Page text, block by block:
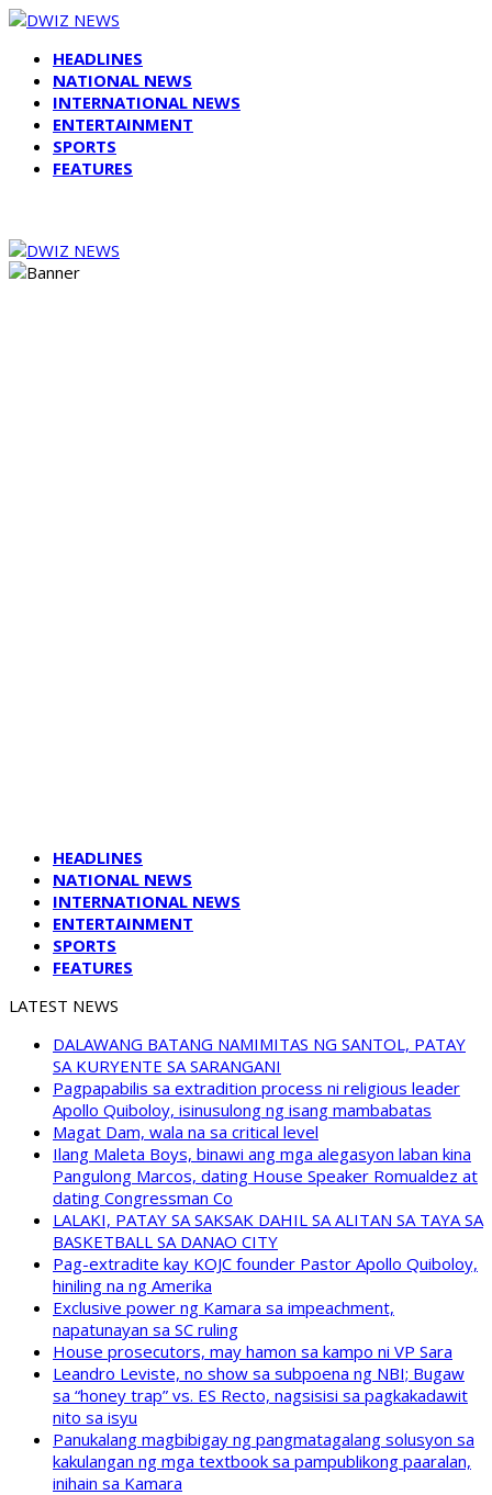
HEADLINES
NATIONAL NEWS
INTERNATIONAL NEWS
ENTERTAINMENT
SPORTS
FEATURES
HEADLINES
NATIONAL NEWS
INTERNATIONAL NEWS
ENTERTAINMENT
SPORTS
FEATURES
LATEST NEWS
DALAWANG BATANG NAMIMITAS NG SANTOL, PATAY
SA KURYENTE SA SARANGANI
Pagpapabilis sa extradition process ni religious leader
Apollo Quiboloy, isinusulong ng isang mambabatas
Magat Dam, wala na sa critical level
Ilang Maleta Boys, binawi ang mga alegasyon laban kina
Pangulong Marcos, dating House Speaker Romualdez at
dating Congressman Co
LALAKI, PATAY SA SAKSAK DAHIL SA ALITAN SA TAYA SA
BASKETBALL SA DANAO CITY
Pag-extradite kay KOJC founder Pastor Apollo Quiboloy,
hiniling na ng Amerika
Exclusive power ng Kamara sa impeachment,
napatunayan sa SC ruling
House prosecutors, may hamon sa kampo ni VP Sara
Leandro Leviste, no show sa subpoena ng NBI; Bugaw
sa “honey trap” vs. ES Recto, nagsisisi sa pagkakadawit
nito sa isyu
Panukalang magbibigay ng pangmatagalang solusyon sa
kakulangan ng mga textbook sa pampublikong paaralan,
inihain sa Kamara